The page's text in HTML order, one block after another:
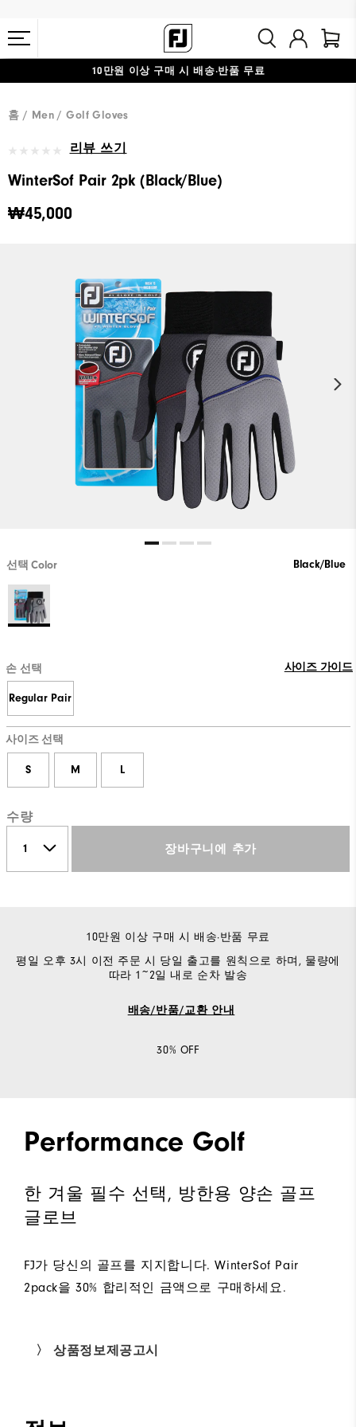
10만원 이상 구매 시 배송·반품 무료
홈 Men Golf Gloves
리뷰 쓰기
WinterSof Pair 2pk (Black/Blue)
₩45,000
선택 Color Black/Blue
손 선택 사이즈 가이드
Regular Pair
사이즈 선택
S M L
수량
장바구니에 추가
10만원 이상 구매 시 배송·반품 무료
평일 오후 3시 이전 주문 시 당일 출고를 원칙으로 하며, 물량에
따라 1~2일 내로 순차 발송
배송/반품/교환 안내
30% OFF
Performance Golf
한 겨울 필수 선택, 방한용 양손 골프
글로브
FJ가 당신의 골프를 지지합니다. WinterSof Pair
2pack을 30% 합리적인 금액으로 구매하세요.
〉 상품정보제공고시